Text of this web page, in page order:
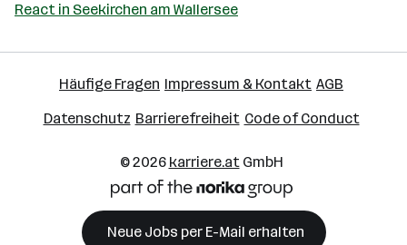
React in Seekirchen am Wallersee
Häufige Fragen Impressum & Kontakt AGB
Datenschutz Barrierefreiheit Code of Conduct
© 2026 karriere.atGmbH
Neue Jobs per E-Mail erhalten